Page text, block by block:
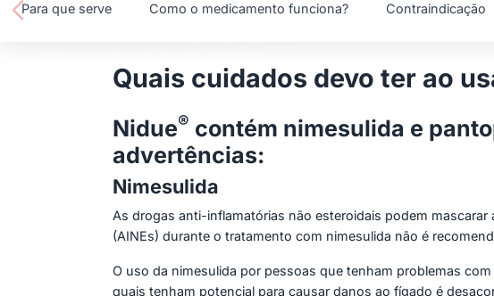
Para que serve Como o medicamento funciona? Contraindicação
Quais cuidados devo ter ao
Nidue® contém nimesulida e
advertências:
Nimesulida
As drogas anti-inflamatórias não esteroidais podem
(AINEs) durante o tratamento com nimesulida não é
O uso da nimesulida por pessoas que tenham problemas
quais tenham potencial para causar danos ao fígado é